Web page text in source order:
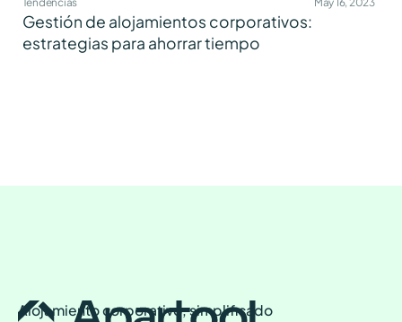
Gestión de alojamientos corporativos:
estrategias para ahorrar tiempo
Alojamiento corporativo, simplificado